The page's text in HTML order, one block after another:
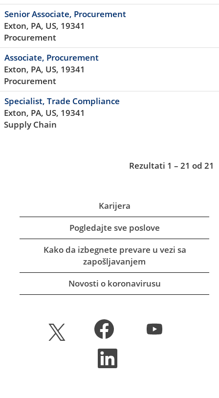
Senior Associate, Procurement
Exton, PA, US, 19341
Procurement
Associate, Procurement
Exton, PA, US, 19341
Procurement
Specialist, Trade Compliance
Exton, PA, US, 19341
Supply Chain
Rezultati 1 – 21 od 21
Karijera
Pogledajte sve poslove
Kako da izbegnete prevare u vezi sa
zapošljavanjem
Novosti o koronavirusu
O
t
v
O
t
v
O
O
v